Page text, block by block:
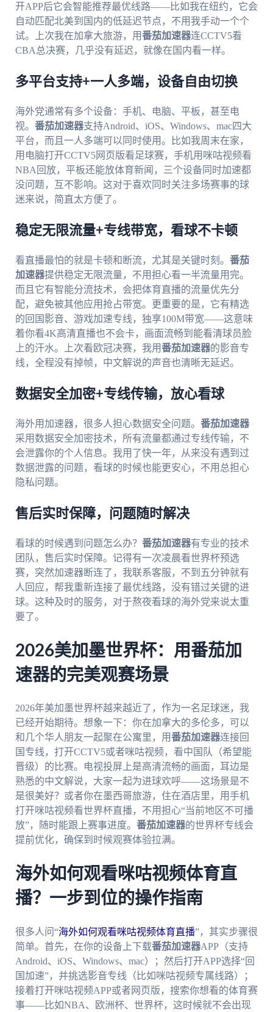
开APP后它会智能推荐最优线路——比如我在纽约，它会
自动匹配北美到国内的低延迟节点，不用我手动一个个
试。上次我在加拿大旅游，用番茄加速器连CCTV5看
CBA总决赛，几乎没有延迟，就像在国内看一样。
多平台支持+一人多端，设备自由切换
海外党通常有多个设备：手机、电脑、平板，甚至电
视。 番茄加速器支持Android、iOS、Windows、mac四大
平台，而且一人多端可以同时使用。比如我周末在家，
用电脑打开CCTV5网页版看足球赛，手机用咪咕视频看
NBA回放，平板还能放体育新闻，三个设备同时加速都
没问题，互不影响。这对于喜欢同时关注多场赛事的球
迷来说，简直太方便了。
稳定无限流量+专线带宽，看球不卡顿
看直播最怕的就是卡顿和断流，尤其是关键时刻。 番茄
加速器提供稳定无限流量，不用担心看一半流量用完。
而且它有智能分流技术，会把体育直播的流量优先分
配，避免被其他应用抢占带宽。更重要的是，它有精选
的回国影音、游戏加速专线，独享100M带宽——这意味
着你看4K高清直播也不会卡，画面流畅到能看清球员脸
上的汗水。上次看欧冠决赛，我用番茄加速器的影音专
线，全程没有掉帧，中文解说的声音也清晰无延迟。
数据安全加密+专线传输，放心看球
海外用加速器，很多人担心数据安全问题。 番茄加速器
采用数据安全加密技术，所有流量都通过专线传输，不
会泄露你的个人信息。我用了快一年，从来没有遇到过
数据泄露的问题，看球的时候也能更安心，不用总担心
隐私问题。
售后实时保障，问题随时解决
看球的时候遇到问题怎么办？ 番茄加速器有专业的技术
团队，售后实时保障。记得有一次凌晨看世界杯预选
赛，突然加速器断连了，我联系客服，不到五分钟就有
人回应，帮我重新连接了最优线路，没有错过关键的进
球。这种及时的服务，对于熬夜看球的海外党来说太重
要了。
2026美加墨世界杯：用番茄加
速器的完美观赛场景
2026年美加墨世界杯越来越近了，作为一名足球迷，我
已经开始期待。想象一下：你在加拿大的多伦多，可以
和几个华人朋友一起聚在公寓里，用番茄加速器连接回
国专线，打开CCTV5或者咪咕视频，看中国队（希望能
晋级）的比赛。电视投屏上是高清流畅的画面，耳边是
熟悉的中文解说，大家一起为进球欢呼——这场景是不
是很美好？或者你在墨西哥旅游，住在酒店里，用手机
打开咪咕视频看世界杯直播，不用担心“当前地区不可播
放”，随时能跟上赛事进度。 番茄加速器的世界杯专线会
提前优化，确保到时候观赛体验拉满。
海外如何观看咪咕视频体育直
播？一步到位的操作指南
很多人问“海外如何观看咪咕视频体育直播”，其实步骤很
简单。首先，在你的设备上下载番茄加速器APP（支持
Android、iOS、Windows、mac）；然后打开APP选择“回
国加速”，并挑选影音专线（比如咪咕视频专属线路）；
接着打开咪咕视频APP或者网页版，搜索你想看的体育赛
事——比如NBA、欧洲杯、世界杯，这时候就不会出现